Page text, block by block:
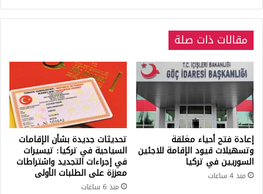
مقالات ذات صلة
إعادة فتح أحياء مغلقة
وتسهيلات قيود الإقامة للاجئين
السوريين في تركيا
منذ 4 ساعات
تحديثات جديدة بشأن الإقامات
السياحية في تركيا: تيسيرات
في إجراءات التجديد واشتراطات
معززة على الطلبات الأولى
منذ 6 ساعات